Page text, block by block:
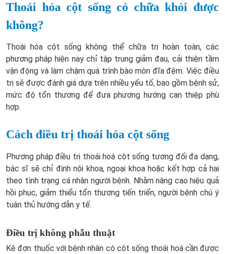
Thoái hóa cột sống có chữa khỏi được
không?
Thoái hóa cột sống không thể chữa trị hoàn toàn, các
phương pháp hiện nay chỉ tập trung giảm đau, cải thiện tầm
vận động và làm chậm quá trình bào mòn đĩa đệm. Việc điều
trị sẽ được đánh giá dựa trên nhiều yếu tố, bao gồm bệnh sử,
mức độ tổn thương để đưa phương hướng can thiệp phù
hợp.
Cách điều trị thoái hóa cột sống
Phương pháp điều trị thoái hoá cột sống tương đối đa dạng,
bác sĩ sẽ chỉ định nội khoa, ngoại khoa hoặc kết hợp cả hai
theo tình trạng cá nhân người bệnh. Nhằm nâng cao hiệu quả
hồi phục, giảm thiểu tổn thương tiến triển, người bệnh chú ý
tuân thủ hướng dẫn y tế.
Điều trị không phẫu thuật
Kê đơn thuốc với bệnh nhân có cột sống thoái hoá cần được